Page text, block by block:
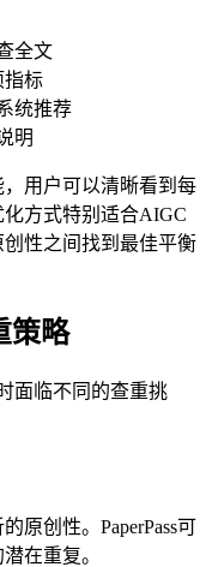
全文
指标
统推荐
明
，用户可以清晰看到每
方式特别适合AIGC
性之间找到最佳平衡
策略
面临不同的查重挑
原创性。PaperPass可
在重复。